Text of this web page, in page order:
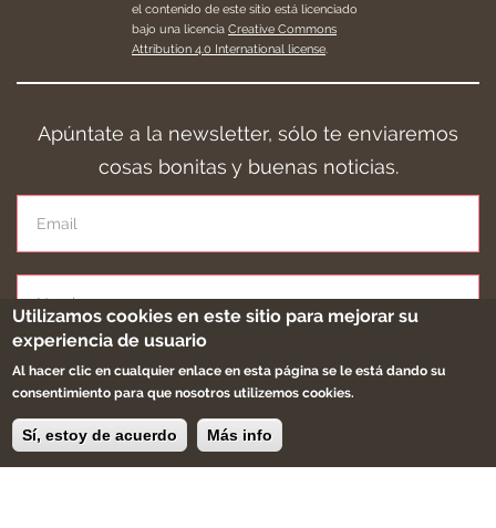
el contenido de este sitio está licenciado
bajo una licencia Creative Commons
Attribution 4.0 International license.
Apúntate a la newsletter, sólo te enviaremos
cosas bonitas y buenas noticias.
Apúntame
Eres creador, artesano ,diseñador.
Buscamos productos únicos, artesanales que
Utilizamos cookies en este sitio para mejorar su
experiencia de usuario
Al hacer clic en cualquier enlace en esta página se le está dando su
consentimiento para que nosotros utilizemos cookies.
Sí, estoy de acuerdo Más info